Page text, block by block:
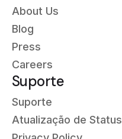
About Us
Blog
Press
Careers
Suporte
Suporte
Atualização de Status